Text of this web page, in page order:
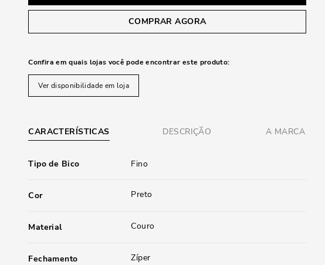
COMPRAR AGORA
Confira em quais lojas você pode encontrar este produto:
Ver disponibilidade em loja
CARACTERÍSTICAS DESCRIÇÃO A MARCA
Tipo de Bico Fino
Cor Preto
Material Couro
Fechamento Zíper